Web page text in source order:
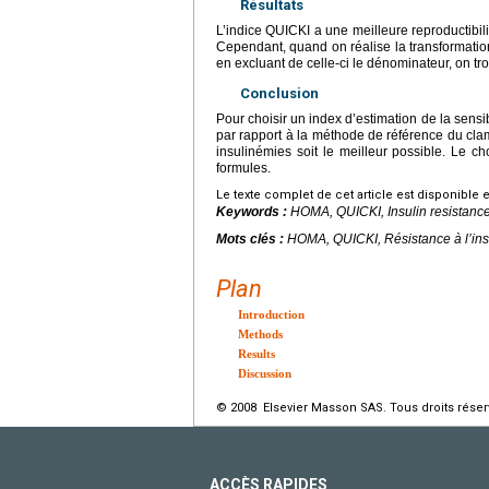
Résultats
L’indice QUICKI a une meilleure
Cependant, quand on réalise la
en excluant de celle-ci le dénominateur, on
Conclusion
Pour choisir un index d’estimation de la
par rapport à la méthode de référence du
insulinémies soit le meilleur possible. Le
formules.
Le texte complet de cet article est disponible
Keywords : HOMA, QUICKI, Insulin
Mots clés : HOMA, QUICKI, Résistance à
Plan
Introduction
Methods
Results
Discussion
© 2008 Elsevier Masson SAS. Tous droits
ACCÈS RAPIDES